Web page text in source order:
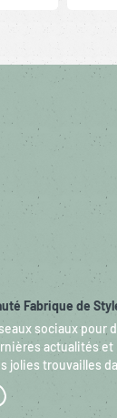
Fabrique de
sociaux pour
actualités et
jolies trouvailles